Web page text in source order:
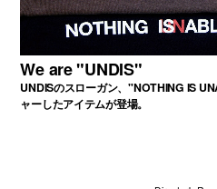
We are "UNDIS"
UNDISのスローガン、"NOTHING IS
ャーしたアイテムが登場。